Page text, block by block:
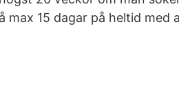
max 15 dagar på heltid med